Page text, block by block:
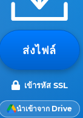
ส่งไฟล์
เข้ารหัส SSL
นำเข้าจาก Drive